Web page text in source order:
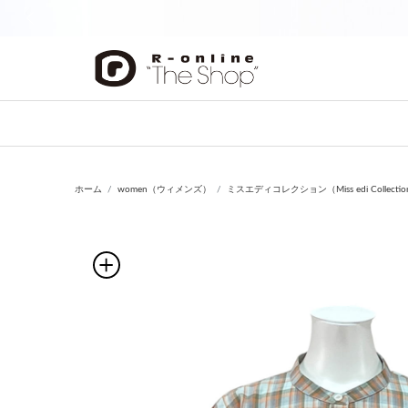
ホーム women（ウィメンズ） ミスエディコレクション（Miss edi